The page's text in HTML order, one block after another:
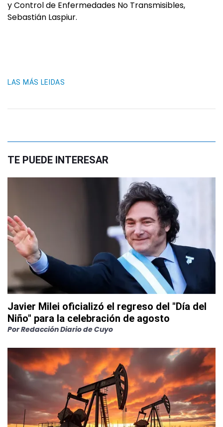
y Control de Enfermedades No Transmisibles,
Sebastián Laspiur.
LAS MÁS LEIDAS
TE PUEDE INTERESAR
Javier Milei oficializó el regreso del "Día del
Niño" para la celebración de agosto
PorRedacción Diario de Cuyo